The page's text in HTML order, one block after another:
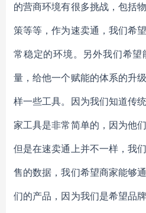
的营商环境有很多挑战，包括
策等等，作为速卖通，我们希
常稳定的环境。另外我们希
量，给他一个赋能的体系的升
样一些工具。因为我们知道传
家工具是非常简单的，因为他
但是在速卖通上并不一样，我
售的数据，我们希望商家能够
们的产品，因为我们是希望品